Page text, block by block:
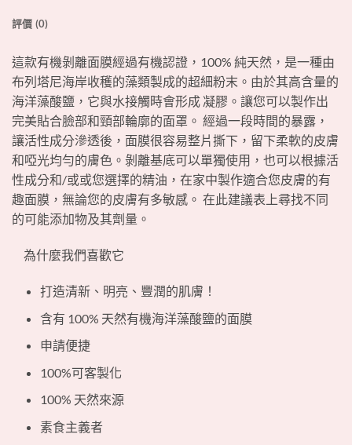
評價 (0)
這款有機剝離面膜經過有機認證，100% 純天然，是一種由
布列塔尼海岸收穫的藻類製成的超細粉末。由於其高含量的
海洋藻酸鹽，它與水接觸時會形成 凝膠。讓您可以製作出
完美貼合臉部和頸部輪廓的面罩。 經過一段時間的暴露，
讓活性成分滲透後，面膜很容易整片撕下，留下柔軟的皮膚
和啞光均勻的膚色。剝離基底可以單獨使用，也可以根據活
性成分和/或或您選擇的精油，在家中製作適合您皮膚的有
趣面膜，無論您的皮膚有多敏感。 在此建議表上尋找不同
的可能添加物及其劑量。
為什麼我們喜歡它
打造清新、明亮、豐潤的肌膚！
含有 100% 天然有機海洋藻酸鹽的面膜
申請便捷
100%可客製化
100% 天然來源
素食主義者